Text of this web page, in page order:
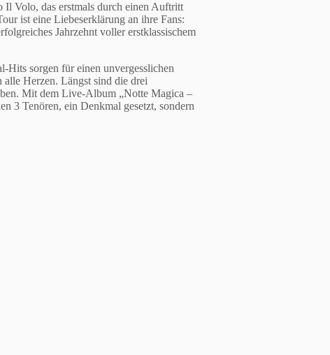
Il Volo, das erstmals durch einen Auftritt
ist eine Liebeserklärung an ihre Fans:
Jahrzehnt voller erstklassischem
Hits sorgen für einen unvergesslichen
Herzen. Längst sind die drei
Mit dem Live-Album „Notte Magica –
3 Tenören, ein Denkmal gesetzt, sondern